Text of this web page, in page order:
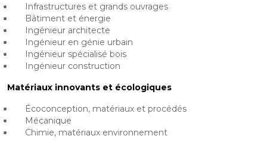
Infrastructures et grands ouvrages
Bâtiment et énergie
Ingénieur architecte
Ingénieur en génie urbain
Ingénieur spécialisé bois
Ingénieur construction
Matériaux innovants et écologiques
Écoconception, matériaux et procédés
Mécanique
Chimie, matériaux environnement